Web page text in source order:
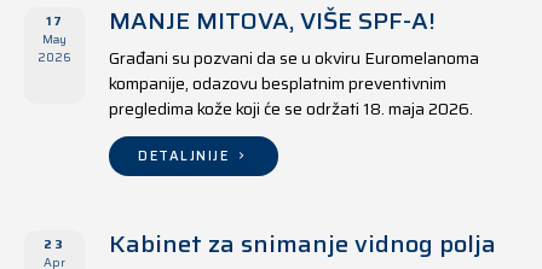
17
May
2026
MANJE MITOVA, VIŠE SPF-A!
Građani su pozvani da se u okviru Euromelanoma
kompanije, odazovu besplatnim preventivnim
pregledima kože koji će se održati 18. maja 2026.
godine u jedanaest opština širom Crne Gore, kako u
državnim tako i u privatnim zdravstvenim ustanovama.
DETALJNIJE
23
Apr
Kabinet za snimanje vidnog polja